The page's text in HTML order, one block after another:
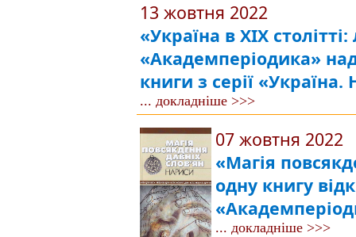
13 жовтня 2022
«Україна в XIX
«Академперіодика»
книги з серії «Україна.
... докладніше >>>
07 жовтня 2022
«Магія
одну книгу
... докладніше >>>